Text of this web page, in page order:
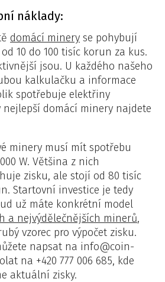
náklady:
domácí minery se pohybují
10 do 100 tisíc korun za kus.
jsou. U každého našeho
kalkulačku a informace
spotřebuje elektřiny
nejlepší domácí minery najdete
minery musí mít spotřebu
W. Většina z nich
zisku, ale stojí od 80 tisíc
Startovní investice je tedy
už máte konkrétní model
a nejvýdělečnějších minerů,
vzorec pro výpočet zisku.
napsat na info@coin-
na +420 777 006 685, kde
aktuální zisky.